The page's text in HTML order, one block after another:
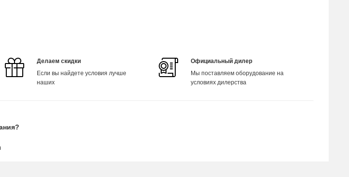
Делаем скидки
Если вы найдете условия лучше
наших
Официальный дилер
Мы поставляем оборудование на
условиях дилерства